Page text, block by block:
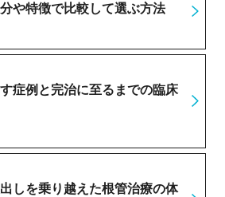
や特徴で比較して選ぶ方法
症例と完治に至るまでの臨床
しを乗り越えた根管治療の体